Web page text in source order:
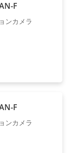
F
ンカメラ
F
ンカメラ